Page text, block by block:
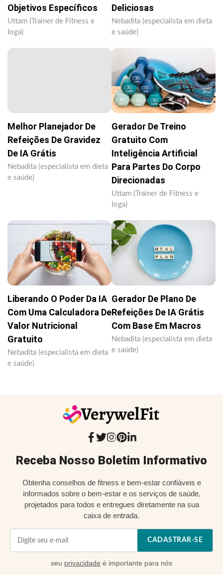
Objetivos Específicos
Uttam (Trainer de Fitness e
Ioga)
Deliciosas
Nebadita (especialista em dieta
e saúde)
Melhor Planejador De
Refeições De Gravidez
De IA Grátis
Nebadita (especialista em dieta
e saúde)
Gerador De Treino
Gratuito Com
Inteligência Artificial
Para Partes Do Corpo
Direcionadas
Uttam (Trainer de Fitness e
Ioga)
Liberando O Poder Da IA
Com Uma Calculadora De
Valor Nutricional
Gratuito
Nebadita (especialista em dieta
e saúde)
Gerador De Plano De
Refeições De IA Grátis
Com Base Em Macros
Nebadita (especialista em dieta
e saúde)
Receba Nosso Boletim Informativo
Obtenha conselhos de fitness e bem-estar confiáveis e
informados sobre o bem-estar e os serviços de saúde,
projetados para todos e entregues diretamente na sua
caixa de entrada.
CADASTRAR-SE
seu privacidade é importante para nós